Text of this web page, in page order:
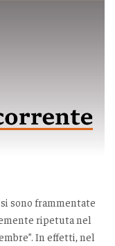
sono frammentate
ripetuta nel
In effetti, nel